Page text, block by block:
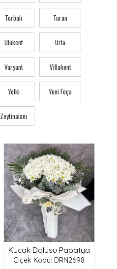
Torbalı Turan
Ulukent Urla
Varyant Villakent
Yelki Yeni Foça
Zeytinalanı
Kucak Dolusu Papatya
Çiçek Kodu: DRN2698